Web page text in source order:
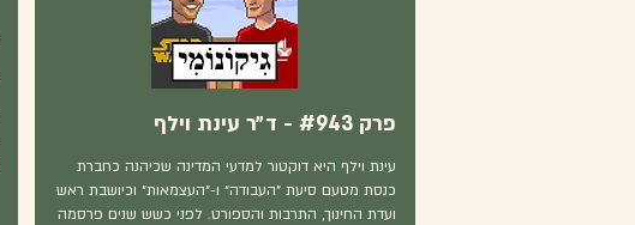
פרק #943 - ד״ר עינת וילף
עינת וילף היא דוקטור למדעי המדינה שכיהנה כחברת
כנסת מטעם סיעת ״העבודה״ ו-״העצמאות״ וכיושבת ראש
ועדת החינוך, התרבות והספורט. לפני כשש שנים פרסמה